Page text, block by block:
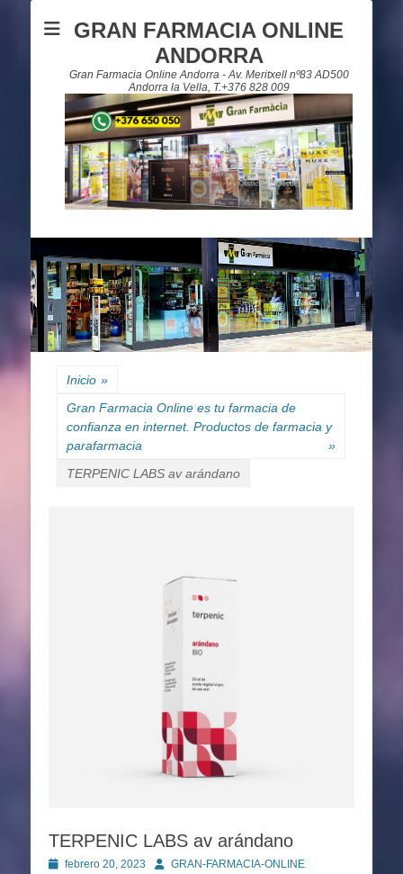
GRAN FARMACIA ONLINE
ANDORRA
Gran Farmacia Online Andorra - Av. Meritxell nº83 AD500
Andorra la Vella, T.+376 828 009
Inicio »
Gran Farmacia Online es tu farmacia de
confianza en internet. Productos de farmacia y
parafarmacia
»
TERPENIC LABS av arándano
TERPENIC LABS av arándano
Publicado
febrero 20, 2023 AutorGRAN-FARMACIA-ONLINE